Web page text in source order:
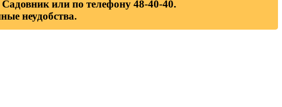
или по телефону 48-40-40.
неудобства.